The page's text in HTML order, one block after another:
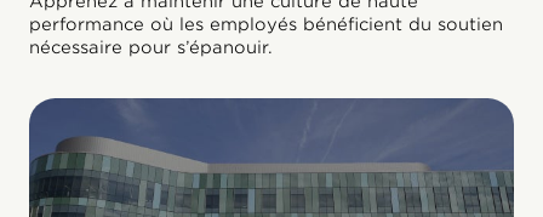
performance où les employés bénéficient du soutien
nécessaire pour s’épanouir.